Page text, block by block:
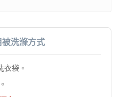
被洗滌方式
衣袋。